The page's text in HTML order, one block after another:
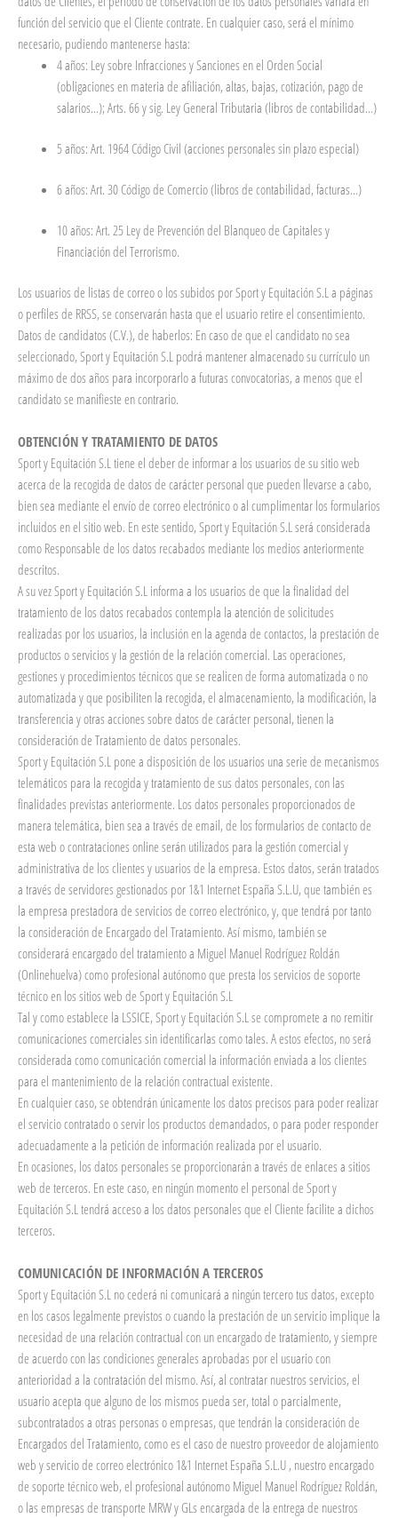
función del servicio que el Cliente contrate. En cualquier caso, será el mínimo
necesario, pudiendo mantenerse hasta:
4 años: Ley sobre Infracciones y Sanciones en el Orden Social
(obligaciones en materia de afiliación, altas, bajas, cotización, pago de
salarios…); Arts. 66 y sig. Ley General Tributaria (libros de contabilidad…)
5 años: Art. 1964 Código Civil (acciones personales sin plazo especial)
6 años: Art. 30 Código de Comercio (libros de contabilidad, facturas…)
10 años: Art. 25 Ley de Prevención del Blanqueo de Capitales y
Financiación del Terrorismo.
Los usuarios de listas de correo o los subidos por Sport y Equitación S.L a páginas
o perfiles de RRSS, se conservarán hasta que el usuario retire el consentimiento.
Datos de candidatos (C.V.), de haberlos: En caso de que el candidato no sea
seleccionado, Sport y Equitación S.L podrá mantener almacenado su currículo un
máximo de dos años para incorporarlo a futuras convocatorias, a menos que el
candidato se manifieste en contrario.
OBTENCIÓN Y TRATAMIENTO DE DATOS
Sport y Equitación S.L tiene el deber de informar a los usuarios de su sitio web
acerca de la recogida de datos de carácter personal que pueden llevarse a cabo,
bien sea mediante el envío de correo electrónico o al cumplimentar los formularios
incluidos en el sitio web. En este sentido, Sport y Equitación S.L será considerada
como Responsable de los datos recabados mediante los medios anteriormente
descritos.
A su vez Sport y Equitación S.L informa a los usuarios de que la finalidad del
tratamiento de los datos recabados contempla la atención de solicitudes
realizadas por los usuarios, la inclusión en la agenda de contactos, la prestación de
productos o servicios y la gestión de la relación comercial. Las operaciones,
gestiones y procedimientos técnicos que se realicen de forma automatizada o no
automatizada y que posibiliten la recogida, el almacenamiento, la modificación, la
transferencia y otras acciones sobre datos de carácter personal, tienen la
consideración de Tratamiento de datos personales.
Sport y Equitación S.L pone a disposición de los usuarios una serie de mecanismos
telemáticos para la recogida y tratamiento de sus datos personales, con las
finalidades previstas anteriormente. Los datos personales proporcionados de
manera telemática, bien sea a través de email, de los formularios de contacto de
esta web o contrataciones online serán utilizados para la gestión comercial y
administrativa de los clientes y usuarios de la empresa. Estos datos, serán tratados
a través de servidores gestionados por 1&1 Internet España S.L.U, que también es
la empresa prestadora de servicios de correo electrónico, y, que tendrá por tanto
la consideración de Encargado del Tratamiento. Así mismo, también se
considerará encargado del tratamiento a Miguel Manuel Rodríguez Roldán
(Onlinehuelva) como profesional autónomo que presta los servicios de soporte
técnico en los sitios web de Sport y Equitación S.L
Tal y como establece la LSSICE, Sport y Equitación S.L se compromete a no remitir
comunicaciones comerciales sin identificarlas como tales. A estos efectos, no será
considerada como comunicación comercial la información enviada a los clientes
para el mantenimiento de la relación contractual existente.
En cualquier caso, se obtendrán únicamente los datos precisos para poder realizar
el servicio contratado o servir los productos demandados, o para poder responder
adecuadamente a la petición de información realizada por el usuario.
En ocasiones, los datos personales se proporcionarán a través de enlaces a sitios
web de terceros. En este caso, en ningún momento el personal de Sport y
Equitación S.L tendrá acceso a los datos personales que el Cliente facilite a dichos
terceros.
COMUNICACIÓN DE INFORMACIÓN A TERCEROS
Sport y Equitación S.L no cederá ni comunicará a ningún tercero tus datos, excepto
en los casos legalmente previstos o cuando la prestación de un servicio implique la
necesidad de una relación contractual con un encargado de tratamiento, y siempre
de acuerdo con las condiciones generales aprobadas por el usuario con
anterioridad a la contratación del mismo. Así, al contratar nuestros servicios, el
usuario acepta que alguno de los mismos pueda ser, total o parcialmente,
subcontratados a otras personas o empresas, que tendrán la consideración de
Encargados del Tratamiento, como es el caso de nuestro proveedor de alojamiento
web y servicio de correo electrónico 1&1 Internet España S.L.U , nuestro encargado
de soporte técnico web, el profesional autónomo Miguel Manuel Rodríguez Roldán,
o las empresas de transporte MRW y GLs encargada de la entrega de nuestros